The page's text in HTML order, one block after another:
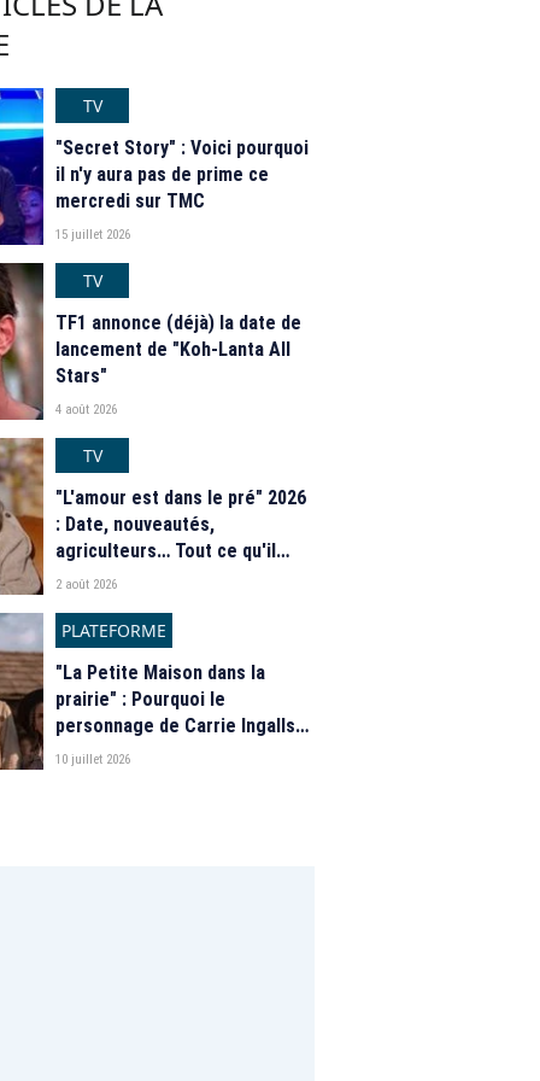
TV
"Secret Story" : Voici pourquoi
il n'y aura pas de prime ce
mercredi sur TMC
15 juillet 2026
TV
TF1 annonce (déjà) la date de
lancement de "Koh-Lanta All
Stars"
4 août 2026
TV
"L'amour est dans le pré" 2026
: Date, nouveautés,
agriculteurs… Tout ce qu'il
faut savoir sur la saison 21 du
2 août 2026
PLATEFORME
"La Petite Maison dans la
prairie" : Pourquoi le
personnage de Carrie Ingalls
est absente de la nouvelle
10 juillet 2026